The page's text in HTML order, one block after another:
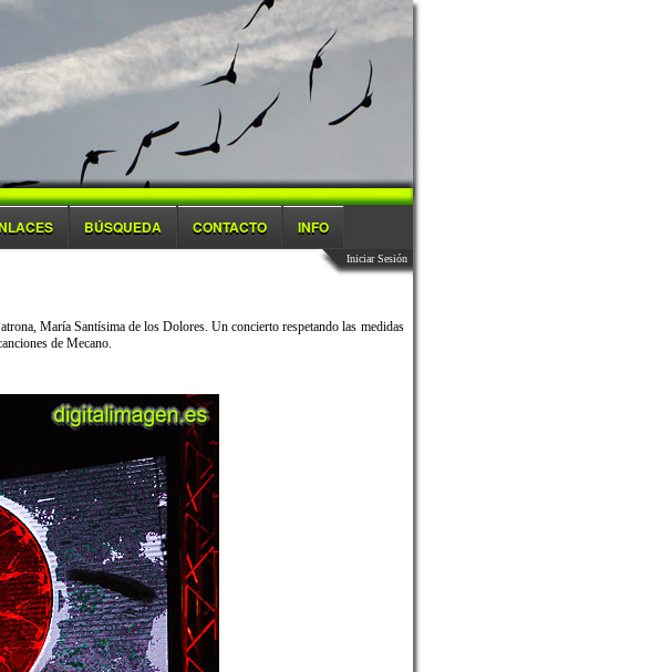
BÚSQUEDA CONTACTO INFO
Iniciar Sesión
María Santísima de los Dolores. Un concierto respetando las medidas
de Mecano.